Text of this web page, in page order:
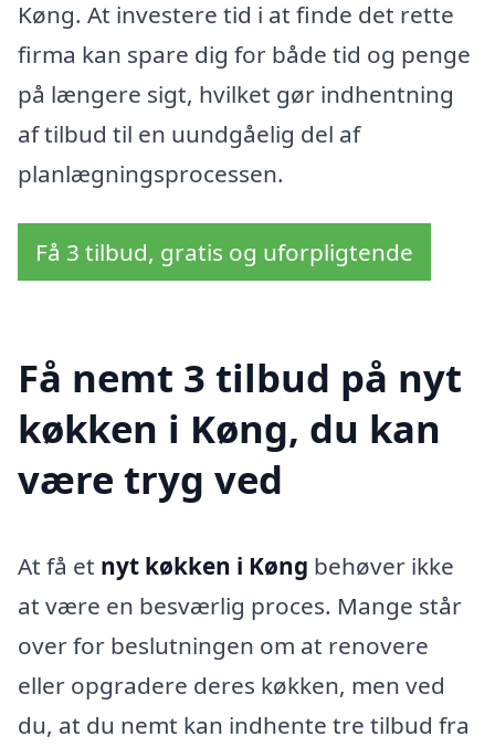
Køng. At investere tid i at finde det rette
firma kan spare dig for både tid og penge
på længere sigt, hvilket gør indhentning
af tilbud til en uundgåelig del af
planlægningsprocessen.
Få 3 tilbud, gratis og uforpligtende
Få nemt 3 tilbud på nyt
køkken i Køng, du kan
være tryg ved
At få et nyt køkken i Køng behøver ikke
at være en besværlig proces. Mange står
over for beslutningen om at renovere
eller opgradere deres køkken, men ved
du, at du nemt kan indhente tre tilbud fra